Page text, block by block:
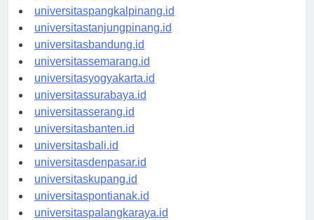
universitasbengkulu.id
universitaspangkalpinang.id
universitastanjungpinang.id
universitasbandung.id
universitassemarang.id
universitasyogyakarta.id
universitassurabaya.id
universitasserang.id
universitasbanten.id
universitasbali.id
universitasdenpasar.id
universitaskupang.id
universitaspontianak.id